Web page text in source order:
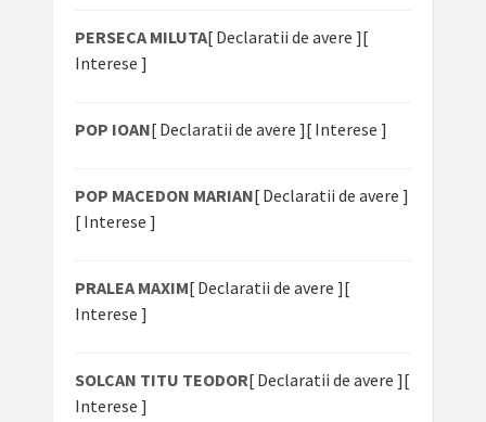
PERSECA MILUTA[ Declaratii de avere ][
Interese ]
POP IOAN[ Declaratii de avere ][ Interese ]
POP MACEDON MARIAN[ Declaratii de avere ]
[ Interese ]
PRALEA MAXIM[ Declaratii de avere ][
Interese ]
SOLCAN TITU TEODOR[ Declaratii de avere ][
Interese ]